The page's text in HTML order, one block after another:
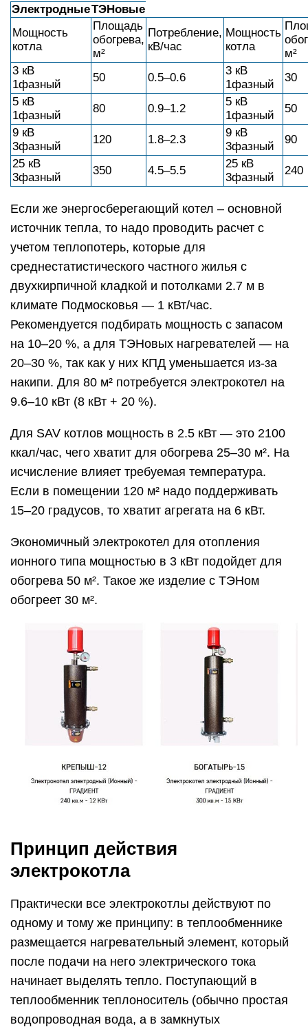
ЭлектродныеТЭНовые
Мощность
котла
Площадь
обогрева,
м²
Потребление,
кВ/час
Мощность
котла
м²
3 кВ
1фазный
50 0.5–0.6
3 кВ
1фазный
30
5 кВ
1фазный
80 0.9–1.2
5 кВ
1фазный
50
9 кВ
3фазный
120 1.8–2.3
9 кВ
3фазный
90
25 кВ
3фазный
350 4.5–5.5
25 кВ
3фазный
240
Если же энергосберегающий котел – основной
источник тепла, то надо проводить расчет с
учетом теплопотерь, которые для
среднестатистического частного жилья с
двухкирпичной кладкой и потолками 2.7 м в
климате Подмосковья — 1 кВт/час.
Рекомендуется подбирать мощность с запасом
на 10–20 %, а для ТЭНовых нагревателей — на
20–30 %, так как у них КПД уменьшается из-за
накипи. Для 80 м² потребуется электрокотел на
9.6–10 кВт (8 кВт + 20 %).
Для SAV котлов мощность в 2.5 кВт — это 2100
ккал/час, чего хватит для обогрева 25–30 м². На
исчисление влияет требуемая температура.
Если в помещении 120 м² надо поддерживать
15–20 градусов, то хватит агрегата на 6 кВт.
Экономичный электрокотел для отопления
ионного типа мощностью в 3 кВт подойдет для
обогрева 50 м². Такое же изделие с ТЭНом
обогреет 30 м².
Принцип действия
электрокотла
Практически все электрокотлы действуют по
одному и тому же принципу: в теплообменнике
размещается нагревательный элемент, который
после подачи на него электрического тока
начинает выделять тепло. Поступающий в
теплообменник теплоноситель (обычно простая
водопроводная вода, а в замкнутых